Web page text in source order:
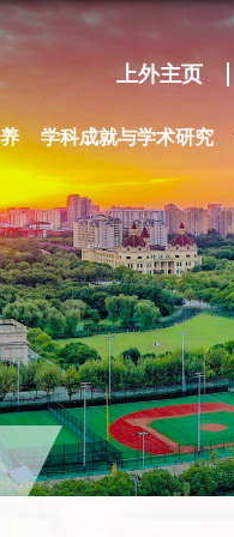
上外主页
学科成就与学术研究